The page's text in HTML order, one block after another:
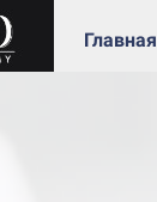
Главная